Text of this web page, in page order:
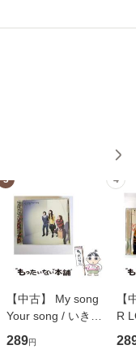
3
【中古】 My song
Your song / いきも
のがかり / [CD]
【メール便送料無
289円
4
【
R
産